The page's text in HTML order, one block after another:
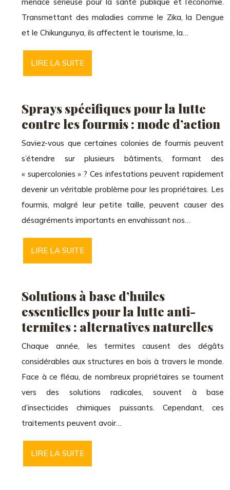
Transmettant des maladies comme le Zika, la Dengue
et le Chikungunya, ils affectent le tourisme, la…
LIRE LA SUITE
Sprays spécifiques pour la lutte
contre les fourmis : mode d’action
Saviez-vous que certaines colonies de fourmis peuvent
s’étendre sur plusieurs bâtiments, formant des
« supercolonies » ? Ces infestations peuvent rapidement
devenir un véritable problème pour les propriétaires. Les
fourmis, malgré leur petite taille, peuvent causer des
désagréments importants en envahissant nos…
LIRE LA SUITE
Solutions à base d’huiles
essentielles pour la lutte anti-
termites : alternatives naturelles
Chaque année, les termites causent des dégâts
considérables aux structures en bois à travers le monde.
Face à ce fléau, de nombreux propriétaires se tournent
vers des solutions radicales, souvent à base
d’insecticides chimiques puissants. Cependant, ces
traitements peuvent avoir…
LIRE LA SUITE